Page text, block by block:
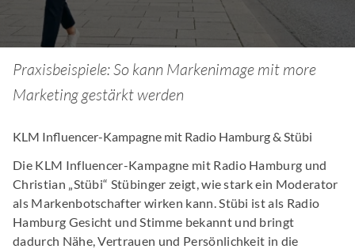
Praxisbeispiele: So kann Markenimage mit more
Marketing gestärkt werden
KLM Influencer-Kampagne mit Radio Hamburg & Stübi
Die KLM Influencer-Kampagne mit Radio Hamburg und
Christian „Stübi“ Stübinger zeigt, wie stark ein Moderator
als Markenbotschafter wirken kann. Stübi ist als Radio
Hamburg Gesicht und Stimme bekannt und bringt
dadurch Nähe, Vertrauen und Persönlichkeit in die